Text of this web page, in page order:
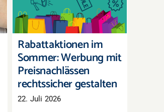
Preisnachlässen
rechtssicher gestalten
Rabattaktionen im
Sommer: Werbung mit
Preisnachlässen
rechtssicher gestalten
22. Juli 2026